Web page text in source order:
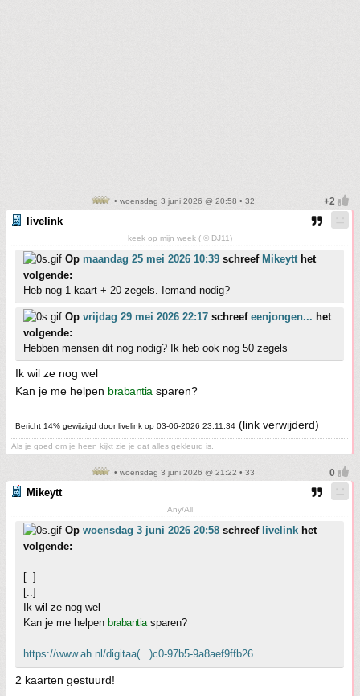
• woensdag 3 juni 2026 @ 20:58 • 32
livelink
keek op mijn week ( © DJ11)
Op maandag 25 mei 2026 10:39 schreef Mikeytthet
volgende:
Heb nog 1 kaart + 20 zegels. Iemand nodig?
Op vrijdag 29 mei 2026 22:17 schreef eenjongen... het
volgende:
Hebben mensen dit nog nodig? Ik heb ook nog 50 zegels
Ik wil ze nog wel
Kan je me helpen brabantia sparen?
Bericht 14% gewijzigd door livelink op 03-06-2026 23:11:34 (link verwijderd)
Als je goed om je heen kijkt zie je dat alles gekleurd is.
• woensdag 3 juni 2026 @ 21:22 • 33
Mikeytt
Any/All
Op woensdag 3 juni 2026 20:58 schreef livelink het
volgende:
[..]
[..]
Ik wil ze nog wel
Kan je me helpen brabantiasparen?
https://www.ah.nl/digitaa(...)c0-97b5-9a8aef9ffb26
2 kaarten gestuurd!